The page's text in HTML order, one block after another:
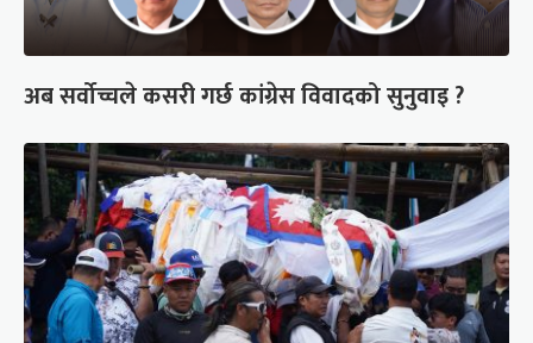
अब सर्वोच्चले कसरी गर्छ कांग्रेस विवादको सुनुवाइ ?